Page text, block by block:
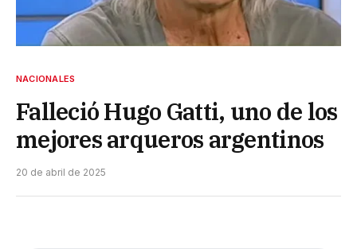
NACIONALES
Falleció Hugo Gatti, uno de los
mejores arqueros argentinos
20 de abril de 2025